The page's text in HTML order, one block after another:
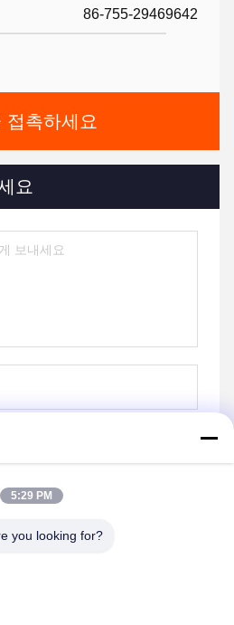
86-755-29469642
접촉하세요
요
전송
5:29 PM
you looking for?